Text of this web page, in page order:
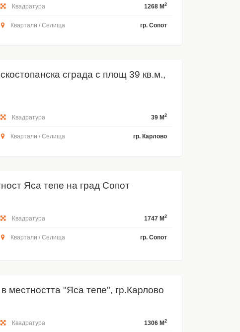
Квадратура 1268 M2
Квартали / Селища гр. Сопот
сграда с площ 39 кв.м.,
Квадратура 39 M2
Квартали / Селища гр. Карлово
Яса тепе на град Сопот
Квадратура 1747 M2
Квартали / Селища гр. Сопот
"Яса тепе", гр.Карлово
Квадратура 1306 M2